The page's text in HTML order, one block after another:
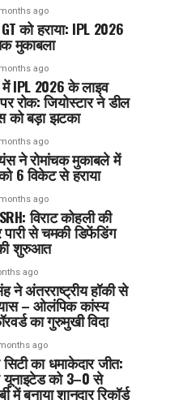
ago
को हराया: IPL 2026
मुकाबला
ago
में IPL 2026 के लाइव
रोक: जियोस्टार ने डील
को बड़ा झटका
ago
ने रोमांचक मुकाबले में
6 विकेट से हराया
ago
विराट कोहली की
पारी से चमकी डिफेंडिंग
शुरुआत
ago
ने अंतरराष्ट्रीय हॉकी से
– ओलंपिक कांस्य
का गुरुमुखी विदा
ago
का धमाकेदार जीत:
को 3–0 से
में बनाया शानदार रिकॉर्ड